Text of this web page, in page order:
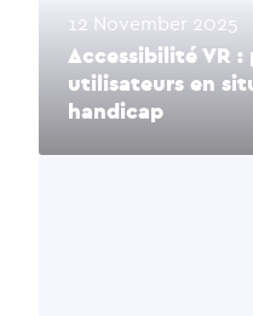
12 November 2025
Accessibilité VR :
utilisateurs en
handicap